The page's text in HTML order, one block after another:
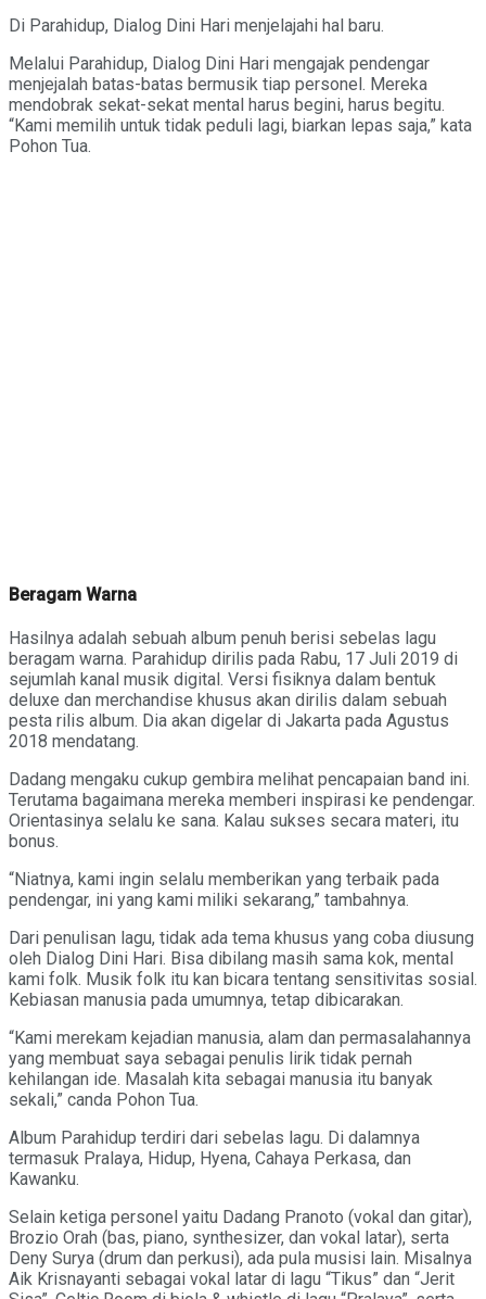
Di Parahidup, Dialog Dini Hari menjelajahi hal baru.
Melalui Parahidup, Dialog Dini Hari mengajak pendengar
menjejalah batas-batas bermusik tiap personel. Mereka
mendobrak sekat-sekat mental harus begini, harus begitu.
“Kami memilih untuk tidak peduli lagi, biarkan lepas saja,” kata
Pohon Tua.
Beragam Warna
Hasilnya adalah sebuah album penuh berisi sebelas lagu
beragam warna. Parahidup dirilis pada Rabu, 17 Juli 2019 di
sejumlah kanal musik digital. Versi fisiknya dalam bentuk
deluxe dan merchandise khusus akan dirilis dalam sebuah
pesta rilis album. Dia akan digelar di Jakarta pada Agustus
2018 mendatang.
Dadang mengaku cukup gembira melihat pencapaian band ini.
Terutama bagaimana mereka memberi inspirasi ke pendengar.
Orientasinya selalu ke sana. Kalau sukses secara materi, itu
bonus.
“Niatnya, kami ingin selalu memberikan yang terbaik pada
pendengar, ini yang kami miliki sekarang,” tambahnya.
Dari penulisan lagu, tidak ada tema khusus yang coba diusung
oleh Dialog Dini Hari. Bisa dibilang masih sama kok, mental
kami folk. Musik folk itu kan bicara tentang sensitivitas sosial.
Kebiasan manusia pada umumnya, tetap dibicarakan.
“Kami merekam kejadian manusia, alam dan permasalahannya
yang membuat saya sebagai penulis lirik tidak pernah
kehilangan ide. Masalah kita sebagai manusia itu banyak
sekali,” canda Pohon Tua.
Album Parahidup terdiri dari sebelas lagu. Di dalamnya
termasuk Pralaya, Hidup, Hyena, Cahaya Perkasa, dan
Kawanku.
Selain ketiga personel yaitu Dadang Pranoto (vokal dan gitar),
Brozio Orah (bas, piano, synthesizer, dan vokal latar), serta
Deny Surya (drum dan perkusi), ada pula musisi lain. Misalnya
Aik Krisnayanti sebagai vokal latar di lagu “Tikus” dan “Jerit